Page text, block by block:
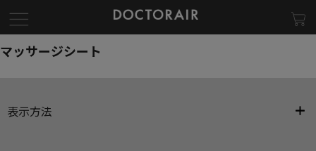
マッサージシート
表示方法